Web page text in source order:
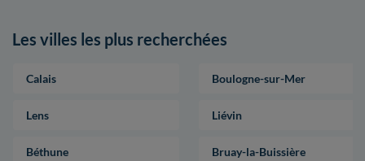
Les villes les plus recherchées
Calais Boulogne-sur-Mer
Lens Liévin
Béthune Bruay-la-Buissière